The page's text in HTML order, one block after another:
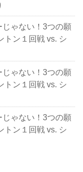
じゃない！3つの願
トン１回戦 vs. シ
じゃない！3つの願
トン１回戦 vs. シ
じゃない！3つの願
トン１回戦 vs. シ